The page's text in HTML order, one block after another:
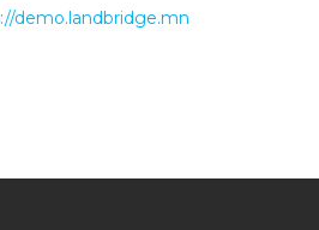
demo.landbridge.mn